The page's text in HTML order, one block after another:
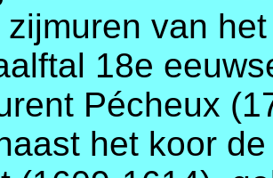
van
18e
Pécheux
het koor